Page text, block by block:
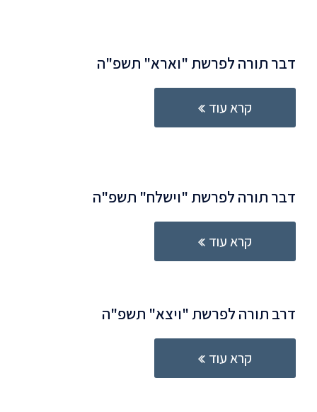
דבר תורה לפרשת "וארא" תשפ"ה
קרא עוד
דבר תורה לפרשת "וישלח" תשפ"ה
קרא עוד
דרב תורה לפרשת "ויצא" תשפ"ה
קרא עוד